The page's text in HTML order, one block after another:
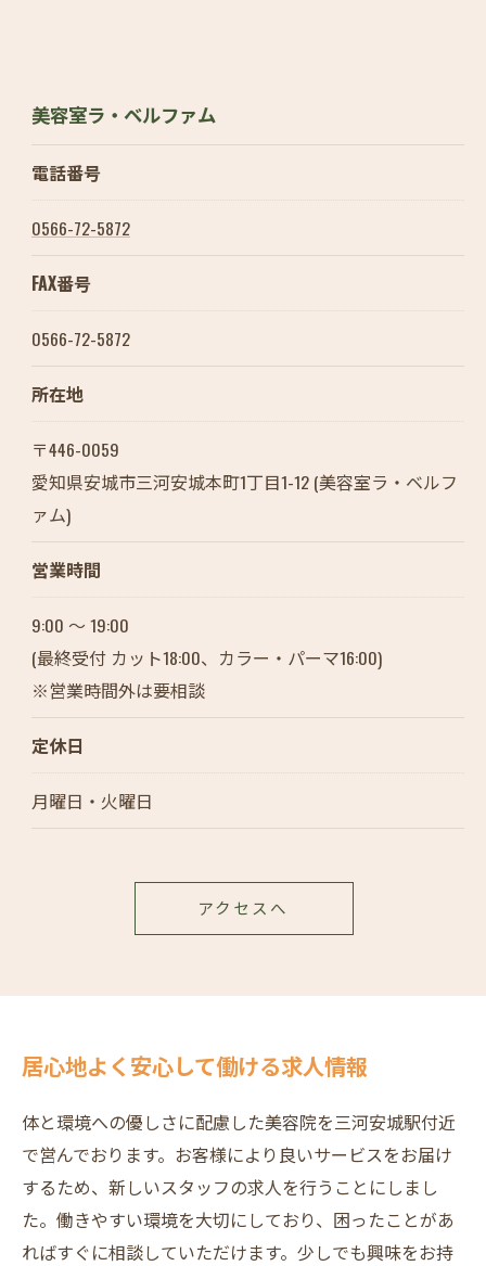
美容室ラ・ベルファム
電話番号
0566-72-5872
FAX番号
0566-72-5872
所在地
〒446-0059
愛知県安城市三河安城本町1丁目1-12 (美容室ラ・ベルフ
ァム)
営業時間
9:00 〜 19:00
(最終受付 カット18:00、カラー・パーマ16:00)
※営業時間外は要相談
定休日
月曜日・火曜日
アクセスへ
居心地よく安心して働ける求人情報
体と環境への優しさに配慮した美容院を三河安城駅付近
で営んでおります。お客様により良いサービスをお届け
するため、新しいスタッフの求人を行うことにしまし
た。働きやすい環境を大切にしており、困ったことがあ
ればすぐに相談していただけます。少しでも興味をお持